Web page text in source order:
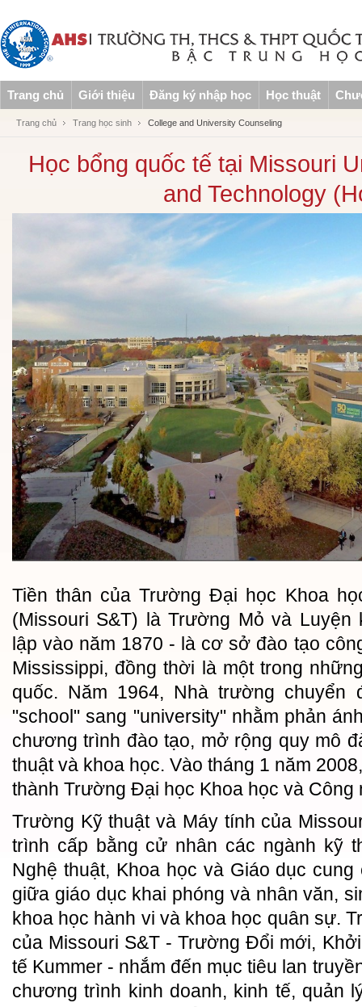
Trang chủ Giới thiệu Đăng ký nhập học Học thuật
Trang chủ Trang học sinh College and University Counseling
Học bổng quốc tế tại Missouri
and Technology
Tiền thân của Trường Đại học Khoa
(Missouri S&T) là Trường Mỏ và Luyện
lập vào năm 1870 - là cơ sở đào tạo
Mississippi, đồng thời là một trong
quốc. Năm 1964, Nhà trường
"school" sang "university" nhằm phản
chương trình đào tạo, mở rộng quy mô
thuật và khoa học. Vào tháng 1 năm
thành Trường Đại học Khoa học và Công
Trường Kỹ thuật và Máy tính của
trình cấp bằng cử nhân các ngành kỹ
Nghệ thuật, Khoa học và Giáo dục
giữa giáo dục khai phóng và nhân văn,
khoa học hành vi và khoa học quân sự.
của Missouri S&T - Trường Đổi mới,
tế Kummer - nhắm đến mục tiêu lan
chương trình kinh doanh, kinh tế, quản